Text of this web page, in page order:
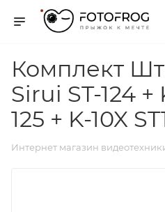
Комплект
Sirui ST-124 +
125 + K-10X
Интернет магазин